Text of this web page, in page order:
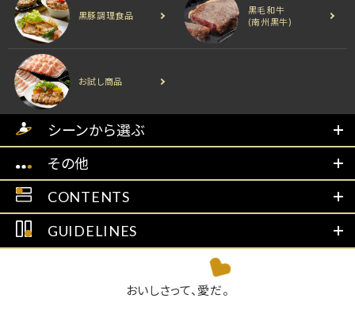
黒豚調理食品
黒毛和牛
(南州黒牛)
お試し商品
シーンから選ぶ
その他
CONTENTS
GUIDELINES
おいしさって、愛だ。